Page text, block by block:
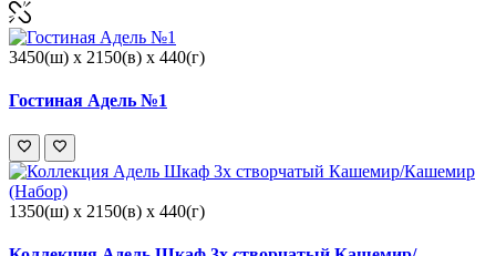
3450(ш) x 2150(в) x 440(г)
Гостиная Адель №1
1350(ш) x 2150(в) x 440(г)